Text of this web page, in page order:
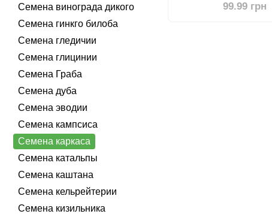
99.99 грн
Семена винограда дикого
Семена гинкго билоба
Семена гледичии
Семена глицинии
Семена Граба
Семена дуба
Семена эводии
Семена кампсиса
Семена каркаса
Семена катальпы
Семена каштана
Семена кельрейтерии
Семена кизильника